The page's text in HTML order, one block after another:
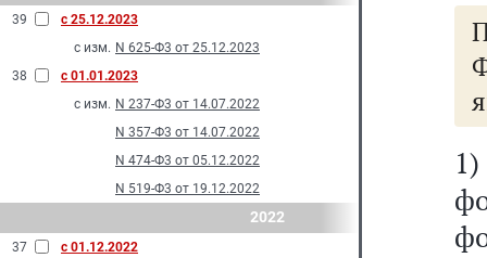
39
с 25.12.2023
с изм. N 625-Ф3 от 25.12.2023
38
с 01.01.2023
с изм. N 237-Ф3 от 14.07.2022
N 357-Ф3 от 14.07.2022
N 474-Ф3 от 05.12.2022
N 519-Ф3 от 19.12.2022
2022
37
с 01.12.2022